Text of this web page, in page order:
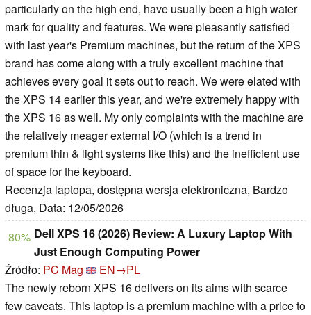
particularly on the high end, have usually been a high water
mark for quality and features. We were pleasantly satisfied
with last year's Premium machines, but the return of the XPS
brand has come along with a truly excellent machine that
achieves every goal it sets out to reach. We were elated with
the XPS 14 earlier this year, and we're extremely happy with
the XPS 16 as well. My only complaints with the machine are
the relatively meager external I/O (which is a trend in
premium thin & light systems like this) and the inefficient use
of space for the keyboard.
Recenzja laptopa, dostępna wersja elektroniczna, Bardzo
długa, Data: 12/05/2026
80% Dell XPS 16 (2026) Review: A Luxury Laptop With
Just Enough Computing Power
Źródło: PC Mag
EN→PL
The newly reborn XPS 16 delivers on its aims with scarce
few caveats. This laptop is a premium machine with a price to